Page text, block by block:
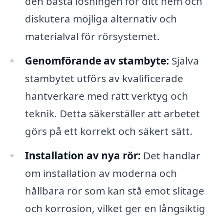
diskutera möjliga alternativ och
materialval för rörsystemet.
Genomförande av stambyte: Själva
stambytet utförs av kvalificerade
hantverkare med rätt verktyg och
teknik. Detta säkerställer att arbetet
görs på ett korrekt och säkert sätt.
Installation av nya rör: Det handlar
om installation av moderna och
hållbara rör som kan stå emot slitage
och korrosion, vilket ger en långsiktig